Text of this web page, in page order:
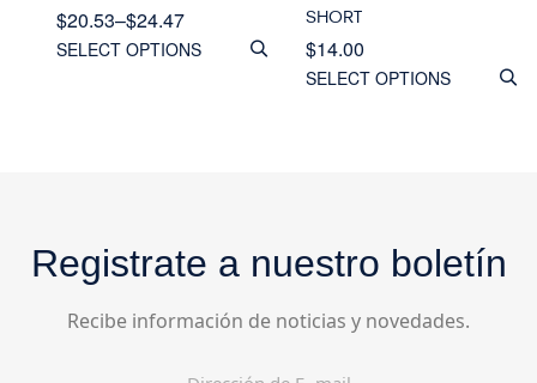
$20.53–$24.47
SELECT OPTIONS
SHORT
$14.00
SELECT OPTIONS
Registrate a nuestro boletín
Recibe información de noticias y novedades.